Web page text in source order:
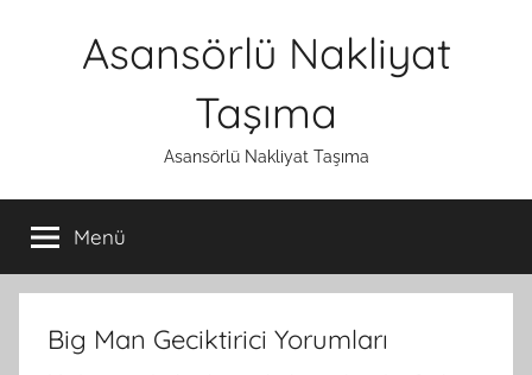
Asansörlü Nakliyat
Taşıma
Asansörlü Nakliyat Taşıma
Menü
Big Man Geciktirici Yorumları